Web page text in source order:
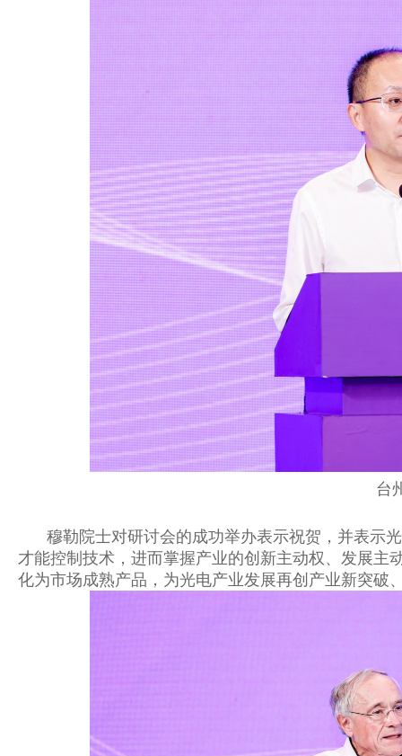
台
穆勒院士对研讨会的成功举办表示祝贺，并表示
才能控制技术，进而掌握产业的创新主动权、发展主
化为市场成熟产品，为光电产业发展再创产业新突破